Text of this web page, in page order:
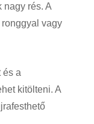
nagy rés. A
vagy
és a
kitölteni. A